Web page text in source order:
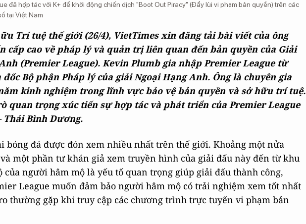
đã hợp tác với K+ để khởi động chiến dịch "Boot Out Piracy" (Đẩy lùi vi phạm bản quyền) trên các
tại Việt Nam
Trí tuệ thế giới (26/4), VietTimes xin đăng tải bài viết của ông
cấp cao về pháp lý và quản trị liên quan đến bản quyền của Giải
(Premier League). Kevin Plumb gia nhập Premier League từ
Bộ phận Pháp lý của giải Ngoại Hạng Anh. Ông là chuyên gia
kinh nghiệm trong lĩnh vực bảo vệ bản quyền và sở hữu trí tuệ.
quan trọng xúc tiến sự hợp tác và phát triển của Premier League
Thái Bình Dương.
bóng đá được đón xem nhiều nhất trên thế giới. Khoảng một nửa
một phần tư khán giả xem truyền hình của giải đấu này đến từ khu
của người hâm mộ là yếu tố quan trọng giúp giải đấu thành công,
League muốn đảm bảo người hâm mộ có trải nghiệm xem tốt nhất
thường gặp khi truy cập các chương trình trực tuyến vi phạm bản